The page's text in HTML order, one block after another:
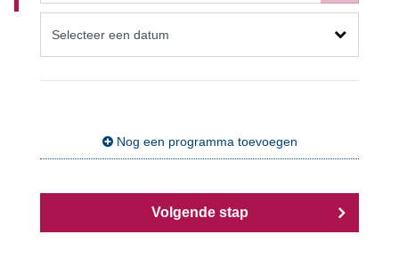
Nog een programma toevoegen
Volgende stap